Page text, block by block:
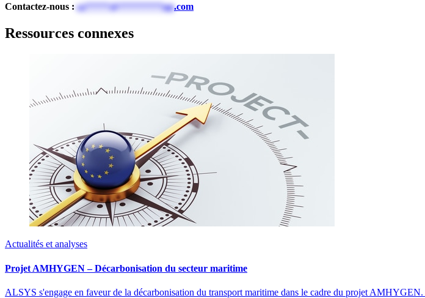
Contactez-nous : ce*****@*********up.com
Ressources connexes
Actualités et analyses
Projet AMHYGEN – Décarbonisation du secteur maritime
ALSYS s'engage en faveur de la décarbonisation du transport maritime dans le cadre du projet